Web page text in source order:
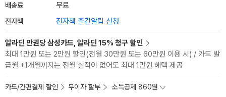
배송료 무료
전자책 전자책 출간알림 신청
알라딘 만권당 삼성카드, 알라딘 15% 청구 할인
최대 1만원 또는 2만원 할인(전월 30만원 또는 60만원 이용 시) / 카드 발
급월 +1개월까지는 전월 실적이 없어도 최대 1만원 혜택 제공
카드/간편결제 할인 무이자 할부 소득공제 860원